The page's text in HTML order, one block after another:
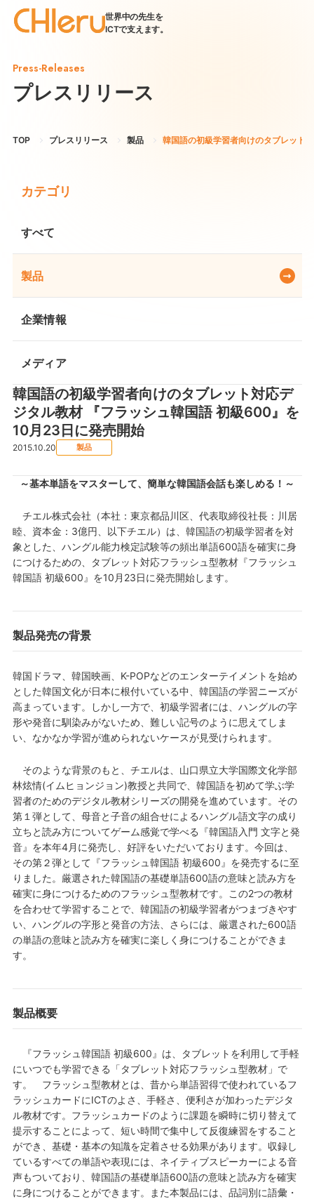
世界中の先生を
ICTで支えます。
Press-Releases
プレスリリース
TOP プレスリリース 製品 韓国語の初級学習者向けのタブレット
カテゴリ
すべて
製品
企業情報
メディア
韓国語の初級学習者向けのタブレット対応デ
ジタル教材 『フラッシュ韓国語 初級600』を
10月23日に発売開始
2015.10.20 製品
～基本単語をマスターして、簡単な韓国語会話も楽しめる！～
チエル株式会社（本社：東京都品川区、代表取締役社長：川居
睦、資本金：3億円、以下チエル）は、韓国語の初級学習者を対
象とした、ハングル能力検定試験等の頻出単語600語を確実に身
につけるための、タブレット対応フラッシュ型教材『フラッシュ
韓国語 初級600』を10月23日に発売開始します。
製品発売の背景
韓国ドラマ、韓国映画、K-POPなどのエンターテイメントを始め
とした韓国文化が日本に根付いている中、韓国語の学習ニーズが
高まっています。しかし一方で、初級学習者には、ハングルの字
形や発音に馴染みがないため、難しい記号のように思えてしま
い、なかなか学習が進められないケースが見受けられます。
そのような背景のもと、チエルは、山口県立大学国際文化学部
林炫情(イムヒョンジョン)教授と共同で、韓国語を初めて学ぶ学
習者のためのデジタル教材シリーズの開発を進めています。その
第１弾として、母音と子音の組合せによるハングル語文字の成り
立ちと読み方についてゲーム感覚で学べる『韓国語入門 文字と発
音』を本年4月に発売し、好評をいただいております。今回は、
その第２弾として『フラッシュ韓国語 初級600』を発売するに至
りました。厳選された韓国語の基礎単語600語の意味と読み方を
確実に身につけるためのフラッシュ型教材です。この2つの教材
を合わせて学習することで、韓国語の初級学習者がつまづきやす
い、ハングルの字形と発音の方法、さらには、厳選された600語
の単語の意味と読み方を確実に楽しく身につけることができま
す。
製品概要
『フラッシュ韓国語 初級600』は、タブレットを利用して手軽
にいつでも学習できる「タブレット対応フラッシュ型教材」で
す。 フラッシュ型教材とは、昔から単語習得で使われているフ
ラッシュカードにICTのよさ、手軽さ、便利さが加わったデジタ
ル教材です。フラッシュカードのように課題を瞬時に切り替えて
提示することによって、短い時間で集中して反復練習をすること
ができ、基礎・基本の知識を定着させる効果があります。収録し
ているすべての単語や表現には、ネイティブスピーカーによる音
声もついており、韓国語の基礎単語600語の意味と読み方を確実
に身につけることができます。また本製品には、品詞別に語彙・